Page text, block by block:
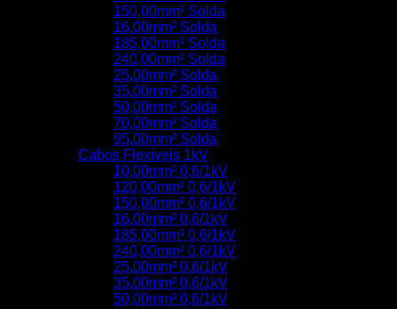
150,00mm² Solda
16,00mm² Solda
185,00mm² Solda
240,00mm² Solda
25,00mm² Solda
35,00mm² Solda
50,00mm² Solda
70,00mm² Solda
95,00mm² Solda
Cabos Flexíveis 1kV
10,00mm² 0,6/1kV
120,00mm² 0,6/1kV
150,00mm² 0,6/1kV
16,00mm² 0,6/1kV
185,00mm² 0,6/1kV
240,00mm² 0,6/1kV
25,00mm² 0,6/1kV
35,00mm² 0,6/1kV
50,00mm² 0,6/1kV